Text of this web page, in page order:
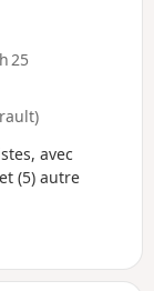
25
avec
(5) autre